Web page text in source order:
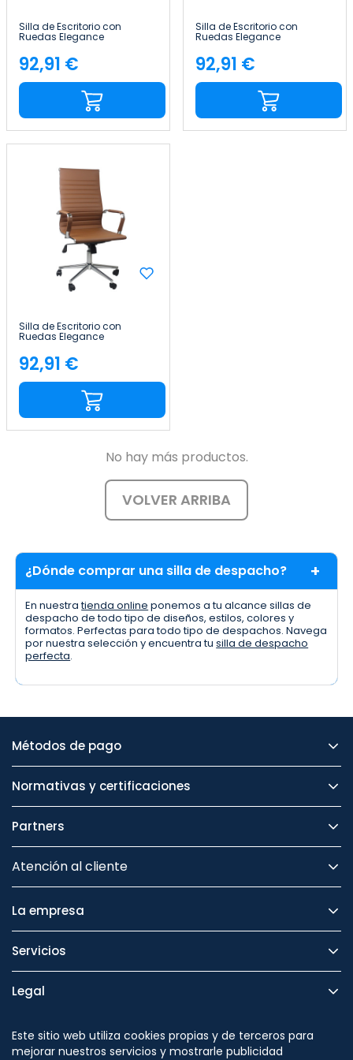
Silla de Escritorio con
Ruedas Elegance
116x89x60cm Thinia Home
Precio
92,91 €
Silla de Escritorio con
Ruedas Elegance
116x89x60cm Thinia Home
Precio
92,91 €
Silla de Escritorio con
Ruedas Elegance
116x89x60cm Thinia Home
Precio
92,91 €
No hay más productos.
VOLVER ARRIBA
¿Dónde comprar una silla de despacho?
En nuestratienda online ponemos a tu alcance sillas de
despacho de todo tipo de diseños, estilos, colores y
formatos. Perfectas para todo tipo de despachos. Navega
por nuestra selección y encuentra tusilla de despacho
perfecta.
Métodos de pago
Normativas y certificaciones
Partners
Atención al cliente
La empresa
Servicios
Legal
Seguridad
Este sitio web utiliza cookies propias y de terceros para
mejorar nuestros servicios y mostrarle publicidad